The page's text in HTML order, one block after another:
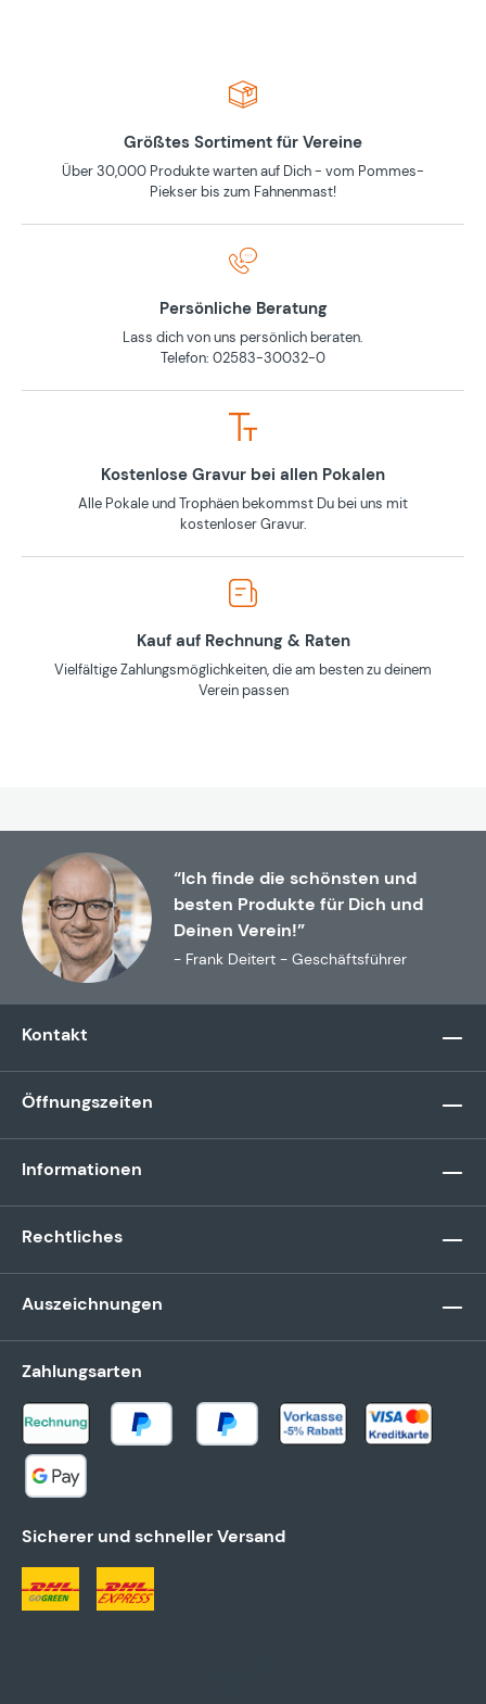
Größtes Sortiment für Vereine
Über 30,000 Produkte warten auf Dich - vom Pommes-
Piekser bis zum Fahnenmast!
Persönliche Beratung
Lass dich von uns persönlich beraten.
Telefon: 02583-30032-0
Kostenlose Gravur bei allen Pokalen
Alle Pokale und Trophäen bekommst Du bei uns mit
kostenloser Gravur.
Kauf auf Rechnung & Raten
Vielfältige Zahlungsmöglichkeiten, die am besten zu deinem
Verein passen
“Ich finde die schönsten und
besten Produkte für Dich und
Deinen Verein!”
- Frank Deitert - Geschäftsführer
Kontakt
Öffnungszeiten
Informationen
Rechtliches
Auszeichnungen
Zahlungsarten
Sicherer und schneller Versand